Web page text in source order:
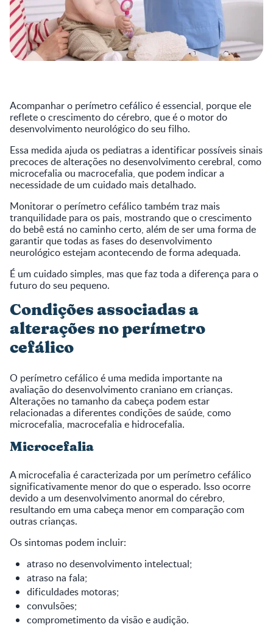
Acompanhar o perímetro cefálico é essencial, porque ele
reflete o crescimento do cérebro, que é o motor do
desenvolvimento neurológico do seu filho.
Essa medida ajuda os pediatras a identificar possíveis sinais
precoces de alterações no desenvolvimento cerebral, como
microcefalia ou macrocefalia, que podem indicar a
necessidade de um cuidado mais detalhado.
Monitorar o perímetro cefálico também traz mais
tranquilidade para os pais, mostrando que o crescimento
do bebê está no caminho certo, além de ser uma forma de
garantir que todas as fases do desenvolvimento
neurológico estejam acontecendo de forma adequada.
É um cuidado simples, mas que faz toda a diferença para o
futuro do seu pequeno.
Condições associadas a
alterações no perímetro
cefálico
O perímetro cefálico é uma medida importante na
avaliação do desenvolvimento craniano em crianças.
Alterações no tamanho da cabeça podem estar
relacionadas a diferentes condições de saúde, como
microcefalia, macrocefalia e hidrocefalia.
Microcefalia
A microcefalia é caracterizada por um perímetro cefálico
significativamente menor do que o esperado. Isso ocorre
devido a um desenvolvimento anormal do cérebro,
resultando em uma cabeça menor em comparação com
outras crianças.
Os sintomas podem incluir:
atraso no desenvolvimento intelectual;
atraso na fala;
dificuldades motoras;
convulsões;
comprometimento da visão e audição.